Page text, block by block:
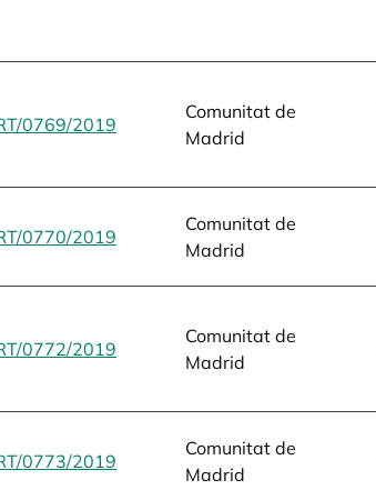
0769/2019 opens in a new tab
Comunitat de
Madrid
0770/2019 opens in a new tab
Comunitat de
Madrid
0772/2019 opens in a new tab
Comunitat de
Madrid
0773/2019 opens in a new tab
Comunitat de
Madrid